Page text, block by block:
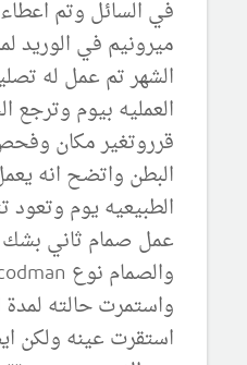
في السائل وتم
الشهر تم عمل له
العمليه بيوم وترجع
قرروتغير مكان
البطن واتضح انه
الطبيعيه يوم وتعود
عمل صمام ثاني
والصمام نوع codmanتحت ضغظ 50
واستمرت حالته
استقرت عينه ولكن